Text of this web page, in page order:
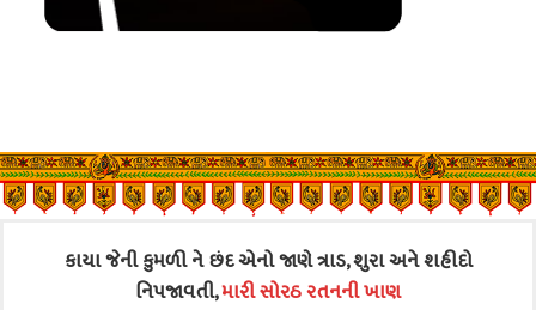
કાયા જેની કુમળી ને છંદ એનો જાણે ત્રાડ, શુરા અને શહીદો
નિપજાવતી,મારી સોરઠ રતનની ખાણ